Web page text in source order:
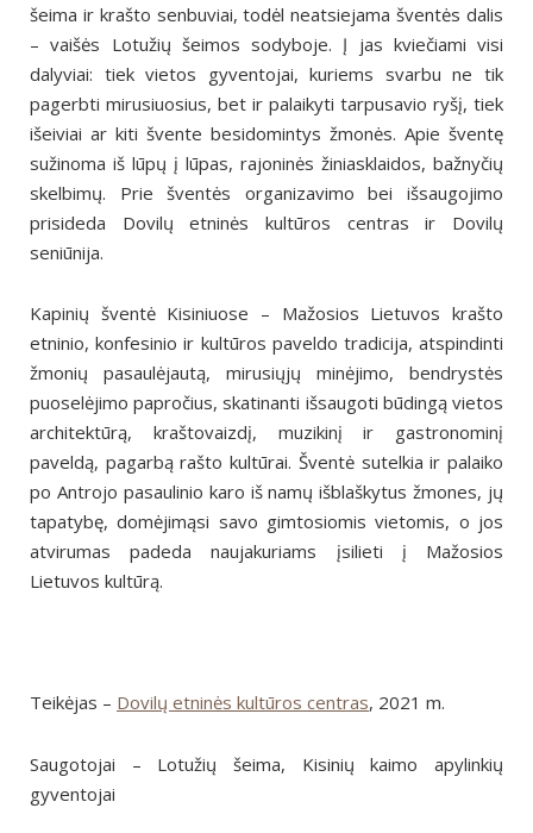
šeima ir krašto senbuviai, todėl neatsiejama šventės dalis
– vaišės Lotužių šeimos sodyboje. Į jas kviečiami visi
dalyviai: tiek vietos gyventojai, kuriems svarbu ne tik
pagerbti mirusiuosius, bet ir palaikyti tarpusavio ryšį, tiek
išeiviai ar kiti švente besidomintys žmonės. Apie šventę
sužinoma iš lūpų į lūpas, rajoninės žiniasklaidos, bažnyčių
skelbimų. Prie šventės organizavimo bei išsaugojimo
prisideda Dovilų etninės kultūros centras ir Dovilų
seniūnija.
Kapinių šventė Kisiniuose – Mažosios Lietuvos krašto
etninio, konfesinio ir kultūros paveldo tradicija, atspindinti
žmonių pasaulėjautą, mirusiųjų minėjimo, bendrystės
puoselėjimo papročius, skatinanti išsaugoti būdingą vietos
architektūrą, kraštovaizdį, muzikinį ir gastronominį
paveldą, pagarbą rašto kultūrai. Šventė sutelkia ir palaiko
po Antrojo pasaulinio karo iš namų išblaškytus žmones, jų
tapatybę, domėjimąsi savo gimtosiomis vietomis, o jos
atvirumas padeda naujakuriams įsilieti į Mažosios
Lietuvos kultūrą.
Teikėjas – Dovilų etninės kultūros centras, 2021 m.
Saugotojai – Lotužių šeima, Kisinių kaimo apylinkių
gyventojai